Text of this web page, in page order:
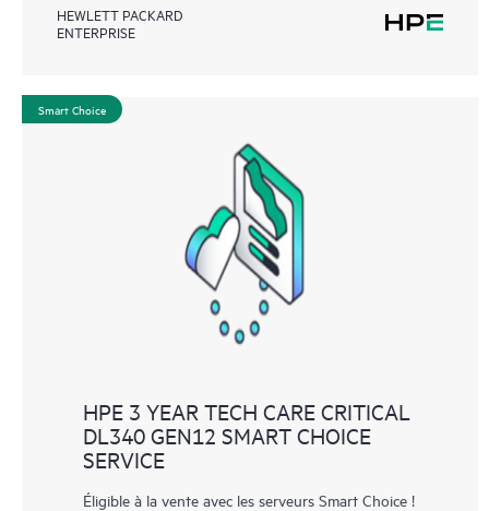
HEWLETT PACKARD
ENTERPRISE
Smart Choice
HPE 3 YEAR TECH CARE CRITICAL
DL340 GEN12 SMART CHOICE
SERVICE
Éligible à la vente avec les serveurs Smart Choice !